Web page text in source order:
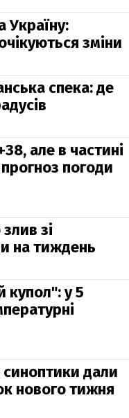
Україну:
зміни
спека: де
але в частині
погоди
зі
на тиждень
купол": у 5
синоптики дали
нового тижня